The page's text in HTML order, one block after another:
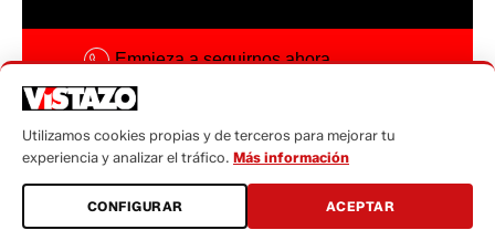
Empieza a seguirnos ahora
Código ética
Sugerencias a:
sugerencias@vistazo.com
Utilizamos cookies propias y de terceros para mejorar tu
experiencia y analizar el tráfico. Más información
CONFIGURAR ACEPTAR